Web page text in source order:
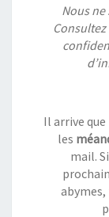
Nous
Il arrive
les
mail.